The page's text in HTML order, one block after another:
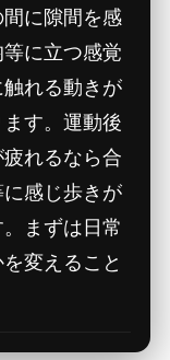
に隙間を感
に立つ感覚
れる動きが
す。運動後
れるなら合
感じ歩きが
まずは日常
変えること